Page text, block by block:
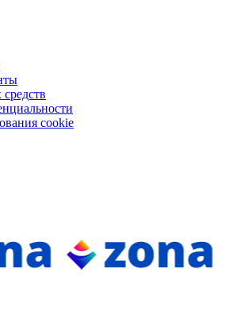
cookie